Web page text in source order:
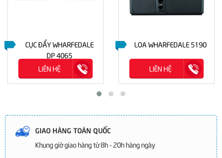
CỤC ĐẨY WHARFEDALE
DP 4065
LIÊN HỆ
LOA WHARFEDALE 5190
LIÊN HỆ
GIAO HÀNG TOÀN QUỐC
Khung giờ giao hàng từ 8h - 20h hàng ngày